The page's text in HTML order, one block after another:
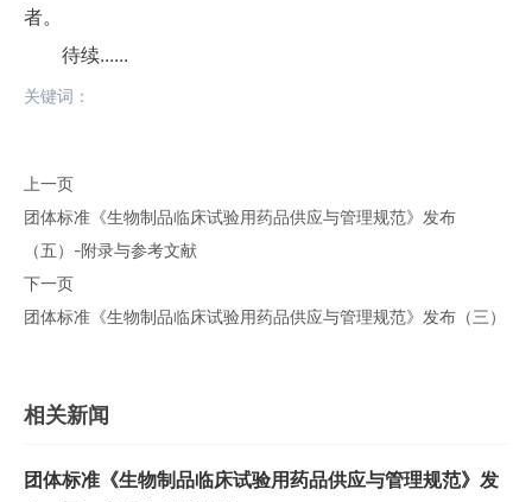
者。
待续......
关键词：
上一页
团体标准《生物制品临床试验用药品供应与管理规范》发布
（五）-附录与参考文献
团体标准《生物制品临床试验用药品供应与管理规范》发布（三）
下一页
相关新闻
团体标准《生物制品临床试验用药品供应与管理规范》发